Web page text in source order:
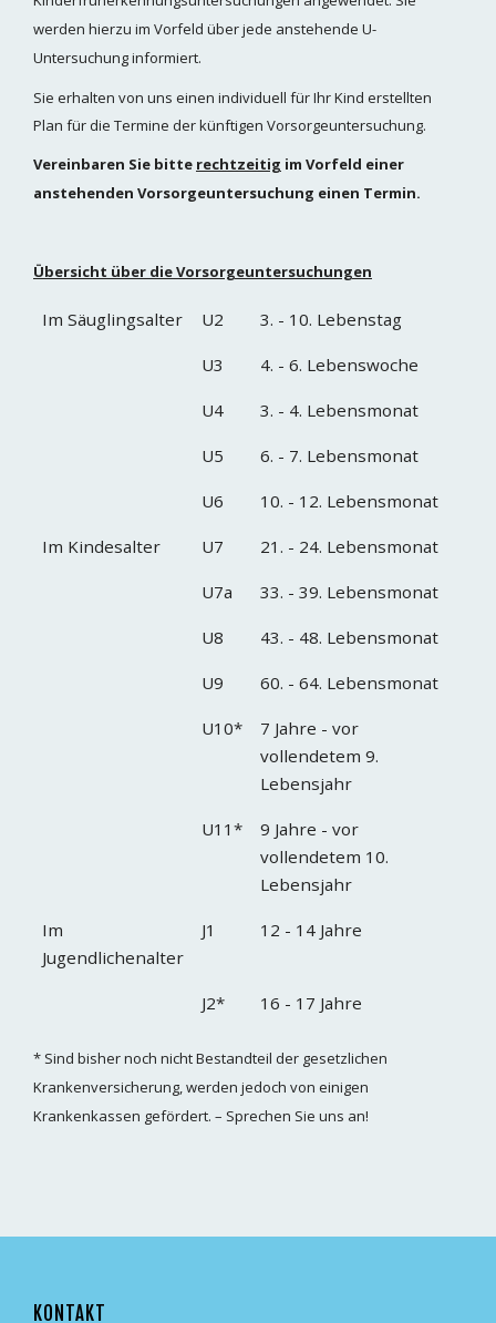
werden hierzu im Vorfeld über jede anstehende U-
Untersuchung informiert.
Sie erhalten von uns einen individuell für Ihr Kind erstellten
Plan für die Termine der künftigen Vorsorgeuntersuchung.
Vereinbaren Sie bitte rechtzeitig im Vorfeld einer
anstehenden Vorsorgeuntersuchung einen Termin.
Übersicht über die Vorsorgeuntersuchungen
Im Säuglingsalter U2 3. - 10. Lebenstag
U3 4. - 6. Lebenswoche
U4 3. - 4. Lebensmonat
U5 6. - 7. Lebensmonat
U6 10. - 12. Lebensmonat
Im Kindesalter U7 21. - 24. Lebensmonat
U7a 33. - 39. Lebensmonat
U8 43. - 48. Lebensmonat
U9 60. - 64. Lebensmonat
U10*
7 Jahre - vor
vollendetem 9.
Lebensjahr
U11*
9 Jahre - vor
vollendetem 10.
Lebensjahr
Im
Jugendlichenalter
J1 12 - 14 Jahre
J2* 16 - 17 Jahre
* Sind bisher noch nicht Bestandteil der gesetzlichen
Krankenversicherung, werden jedoch von einigen
Krankenkassen gefördert. – Sprechen Sie uns an!
KONTAKT